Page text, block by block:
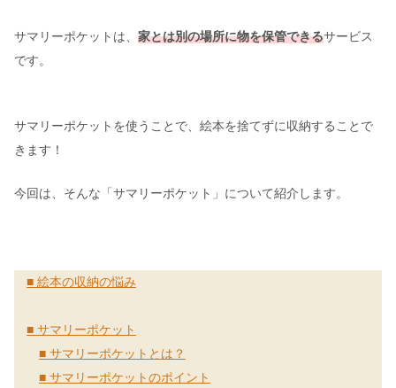
サマリーポケットは、 家とは別の場所に物を保管できるサービス
です。
サマリーポケットを使うことで、絵本を捨てずに収納することで
きます！
今回は、そんな「サマリーポケット」について紹介します。
■ 絵本の収納の悩み
■ サマリーポケット
■ サマリーポケットとは？
■ サマリーポケットのポイント